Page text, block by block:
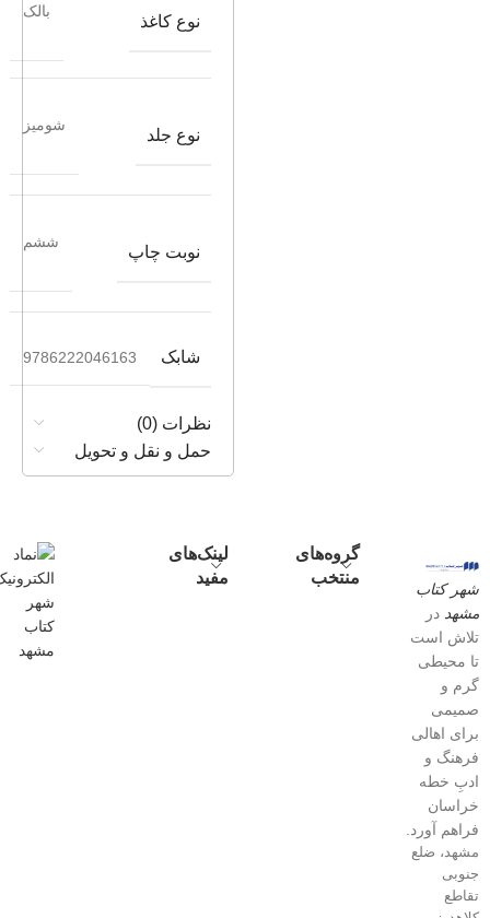
نوع کاغذ
بالک
نوع جلد
شومیز
نوبت چاپ
ششم
شابک 9786222046163
نظرات (0)
حمل و نقل و تحویل
شهر کتاب
مشهد در
تلاش است
تا محیطی
گرم و
صمیمی
برای اهالی
فرهنگ و
ادبِ خطه
خراسان
فراهم آورد.
مشهد، ضلع
جنوبی
تقاطع
گروه‌های
منتخب
لینک‌های
مفید